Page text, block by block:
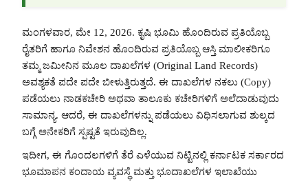
ಮಂಗಳವಾರ, ಮೇ 12, 2026. ಕೃಷಿ ಭೂಮಿ ಹೊಂದಿರುವ ಪ್ರತಿಯೊಬ್ಬ
ರೈತರಿಗೆ ಹಾಗೂ ನಿವೇಶನ ಹೊಂದಿರುವ ಪ್ರತಿಯೊಬ್ಬ ಆಸ್ತಿ ಮಾಲೀಕರಿಗೂ
ತಮ್ಮ ಜಮೀನಿನ ಮೂಲ ದಾಖಲೆಗಳ (Original Land Records)
ಅವಶ್ಯಕತೆ ಪದೇ ಪದೇ ಬೀಳುತ್ತಿರುತ್ತದೆ. ಈ ದಾಖಲೆಗಳ ನಕಲು (Copy)
ಪಡೆಯಲು ನಾಡಕಚೇರಿ ಅಥವಾ ತಾಲೂಕು ಕಚೇರಿಗಳಿಗೆ ಅಲೆದಾಡುವುದು
ಸಾಮಾನ್ಯ. ಆದರೆ, ಈ ದಾಖಲೆಗಳನ್ನು ಪಡೆಯಲು ವಿಧಿಸಲಾಗುವ ಶುಲ್ಕದ
ಬಗ್ಗೆ ಅನೇಕರಿಗೆ ಸ್ಪಷ್ಟತೆ ಇರುವುದಿಲ್ಲ.
ಇದೀಗ, ಈ ಗೊಂದಲಗಳಿಗೆ ತೆರೆ ಎಳೆಯುವ ನಿಟ್ಟಿನಲ್ಲಿ ಕರ್ನಾಟಕ ಸರ್ಕಾರದ
ಭೂಮಾಪನ ಕಂದಾಯ ವ್ಯವಸ್ಥೆ ಮತ್ತು ಭೂದಾಖಲೆಗಳ ಇಲಾಖೆಯು